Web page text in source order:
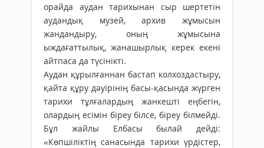
орайда аудан тарихынан сыр шертетін
аудандық музей, архив жұмысын
жандандыру, оның жұмысына
ыждағаттылық, жанашырлық керек екені
айтпаса да түсінікті.
Аудан құрылғаннан бастап колхоздастыру,
қайта құру дәуірінің басы-қасында жүрген
тарихи тұлғалардың жанкешті еңбегін,
олардың есімін біреу білсе, біреу білмейді.
Бұл жайлы Елбасы былай дейді:
«Көпшіліктің санасында тарихи үрдістер,